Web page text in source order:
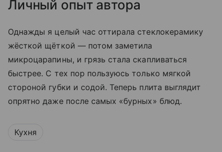
Личный опыт автора
Однажды я целый час оттирала стеклокерамику
жёсткой щёткой — потом заметила
микроцарапины, и грязь стала скапливаться
быстрее. С тех пор пользуюсь только мягкой
стороной губки и содой. Теперь плита выглядит
опрятно даже после самых «бурных» блюд.
Кухня